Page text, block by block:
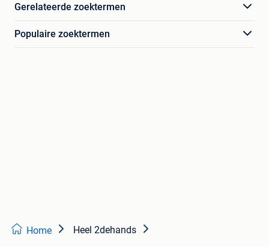
Gerelateerde zoektermen
Populaire zoektermen
Home Heel 2dehands